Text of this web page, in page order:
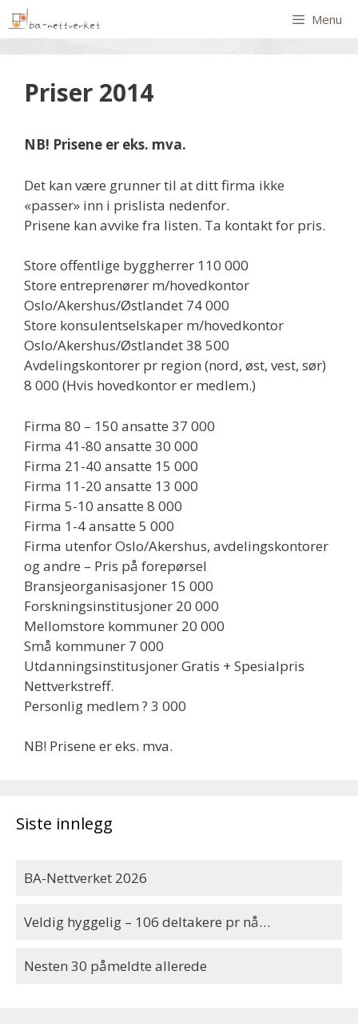
Menu
Priser 2014
NB! Prisene er eks. mva.
Det kan være grunner til at ditt firma ikke
«passer» inn i prislista nedenfor.
Prisene kan avvike fra listen. Ta kontakt for pris.
Store offentlige byggherrer 110 000
Store entreprenører m/hovedkontor
Oslo/Akershus/Østlandet 74 000
Store konsulentselskaper m/hovedkontor
Oslo/Akershus/Østlandet 38 500
Avdelingskontorer pr region (nord, øst, vest, sør)
8 000 (Hvis hovedkontor er medlem.)
Firma 80 – 150 ansatte 37 000
Firma 41-80 ansatte 30 000
Firma 21-40 ansatte 15 000
Firma 11-20 ansatte 13 000
Firma 5-10 ansatte 8 000
Firma 1-4 ansatte 5 000
Firma utenfor Oslo/Akershus, avdelingskontorer
og andre – Pris på forepørsel
Bransjeorganisasjoner 15 000
Forskningsinstitusjoner 20 000
Mellomstore kommuner 20 000
Små kommuner 7 000
Utdanningsinstitusjoner Gratis + Spesialpris
Nettverkstreff.
Personlig medlem ? 3 000
NB! Prisene er eks. mva.
Siste innlegg
BA-Nettverket 2026
Veldig hyggelig – 106 deltakere pr nå…
Nesten 30 påmeldte allerede